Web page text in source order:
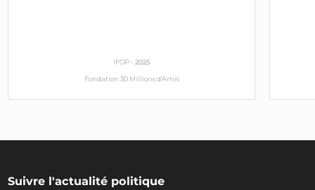
IFOP -2025
Fondation 30 Millions d'Amis
Suivre l'actualité politique